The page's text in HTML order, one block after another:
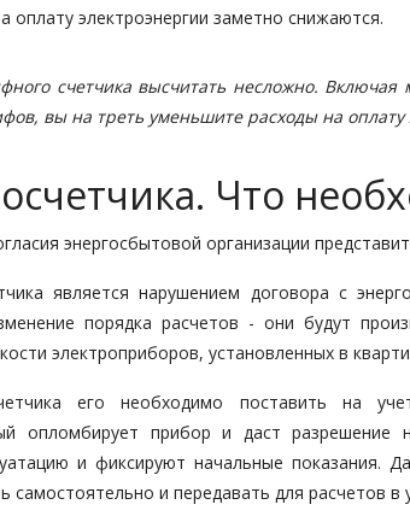
оплату электроэнергии заметно снижаются.
счетчика высчитать несложно.
вы на треть уменьшите расходы на оплату
Что
энергосбытовой организации
является нарушением договора с
порядка расчетов - они будут
электроприборов, установленных в
его необходимо поставить на
опломбирует прибор и даст разрешение
и фиксируют начальные показания.
самостоятельно и передавать для расчетов